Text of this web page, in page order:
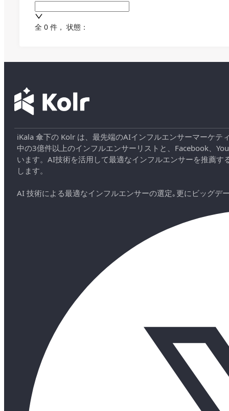
全 0 件 ， 状態：
iKala 傘下の Kolr は、最先端のAIインフルエンサーマーケ
中の3億件以上のインフルエンサーリストと、Facebook、
います。AI技術を活用して最適なインフルエンサーを推薦
します。
AI 技術による最適なインフルエンサーの選定｡更にビッグデ